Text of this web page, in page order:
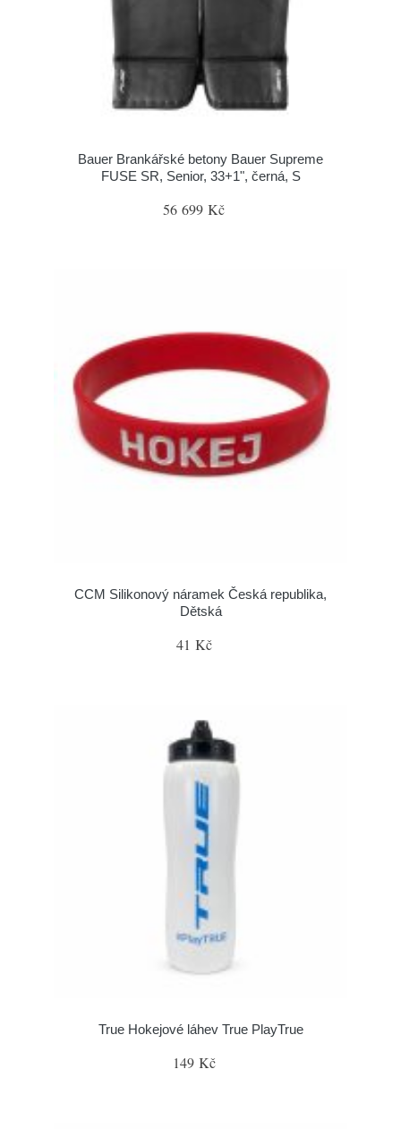
Bauer Brankářské betony Bauer Supreme
FUSE SR, Senior, 33+1", černá, S
56 699 Kč
CCM Silikonový náramek Česká republika,
Dětská
41 Kč
True Hokejové láhev True PlayTrue
149 Kč